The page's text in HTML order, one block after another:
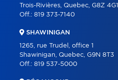
Trois-Rivières, Quebec, G8Z 4G1
Off.: 819 373-7140
SHAWINIGAN
1265, rue Trudel, office 1
Shawinigan, Quebec, G9N 8T3
Off.: 819 537-5000